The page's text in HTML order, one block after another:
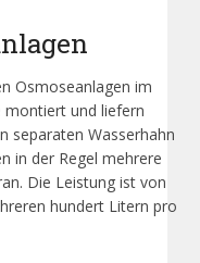
Osmoseanlagen im
montiert und liefern
separaten Wasserhahn
in der Regel mehrere
Die Leistung ist von
hundert Litern pro